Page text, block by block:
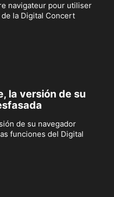
navigateur pour utiliser
la Digital Concert
la versión de su
de su navegador
funciones del Digital